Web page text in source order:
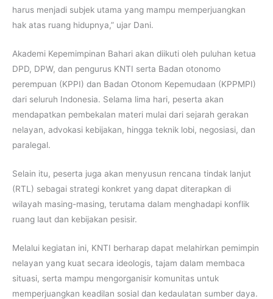
harus menjadi subjek utama yang mampu memperjuangkan
hak atas ruang hidupnya,” ujar Dani.
Akademi Kepemimpinan Bahari akan diikuti oleh puluhan ketua
DPD, DPW, dan pengurus KNTI serta Badan otonomo
perempuan (KPPI) dan Badan Otonom Kepemudaan (KPPMPI)
dari seluruh Indonesia. Selama lima hari, peserta akan
mendapatkan pembekalan materi mulai dari sejarah gerakan
nelayan, advokasi kebijakan, hingga teknik lobi, negosiasi, dan
paralegal.
Selain itu, peserta juga akan menyusun rencana tindak lanjut
(RTL) sebagai strategi konkret yang dapat diterapkan di
wilayah masing-masing, terutama dalam menghadapi konflik
ruang laut dan kebijakan pesisir.
Melalui kegiatan ini, KNTI berharap dapat melahirkan pemimpin
nelayan yang kuat secara ideologis, tajam dalam membaca
situasi, serta mampu mengorganisir komunitas untuk
memperjuangkan keadilan sosial dan kedaulatan sumber daya.